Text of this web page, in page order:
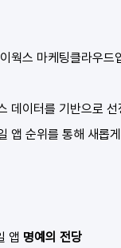
웍스 마케팅클라우드
데이터를 기반으로 선
앱 순위를 통해 새롭
앱 명예의 전당